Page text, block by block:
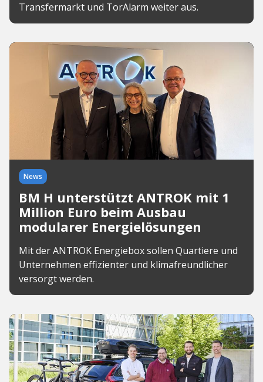
Transfermarkt und TorAlarm weiter aus.
News
BM H unterstützt ANTROK mit 1
Million Euro beim Ausbau
modularer Energielösungen
Mit der ANTROK Energiebox sollen Quartiere und
Unternehmen effizienter und klimafreundlicher
versorgt werden.